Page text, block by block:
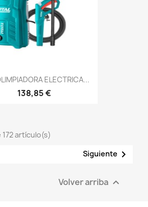
ELECTRICA...
138,85 €
artículo(s)
Siguiente 
Volver arriba 